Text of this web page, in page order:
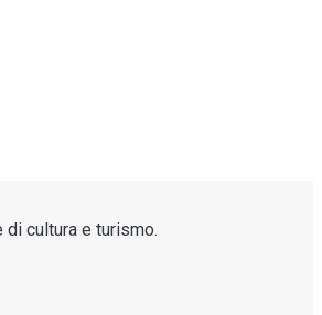
cultura e turismo.